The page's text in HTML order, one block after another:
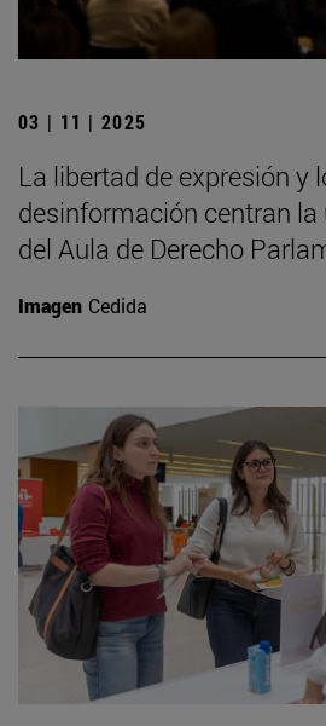
03 | 11 | 2025
La libertad de expresión y
desinformación centran
del Aula de Derecho
Imagen Cedida